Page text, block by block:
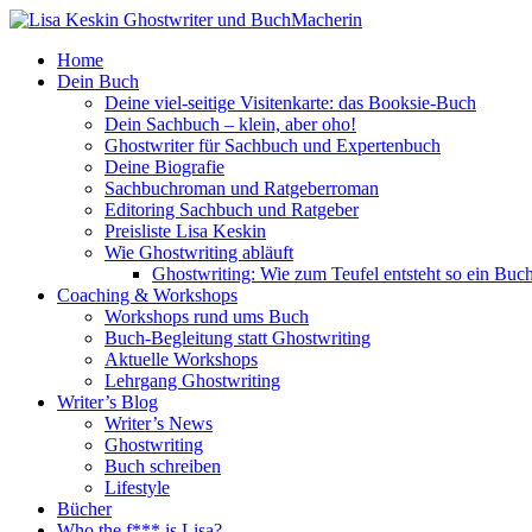
Home
Dein Buch
Deine viel-seitige Visitenkarte: das Booksie-Buch
Dein Sachbuch – klein, aber oho!
Ghostwriter für Sachbuch und Expertenbuch
Deine Biografie
Sachbuchroman und Ratgeberroman
Editoring Sachbuch und Ratgeber
Preisliste Lisa Keskin
Wie Ghostwriting abläuft
Ghostwriting: Wie zum Teufel entsteht so ein
Coaching & Workshops
Workshops rund ums Buch
Buch-Begleitung statt Ghostwriting
Aktuelle Workshops
Lehrgang Ghostwriting
Writer’s Blog
Writer’s News
Ghostwriting
Buch schreiben
Lifestyle
Bücher